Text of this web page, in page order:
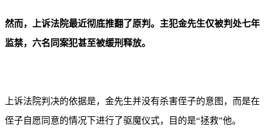
然而，上诉法院最近彻底推翻了原判。主犯金先生仅被判处七年
监禁，六名同案犯甚至被缓刑释放。
上诉法院判决的依据是，金先生并没有杀害侄子的意图，而是在
侄子自愿同意的情况下进行了驱魔仪式，目的是“拯救”他。